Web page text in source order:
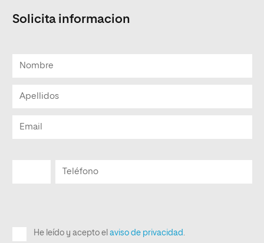
Solicita informacion